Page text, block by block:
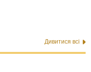
Дивитися всі